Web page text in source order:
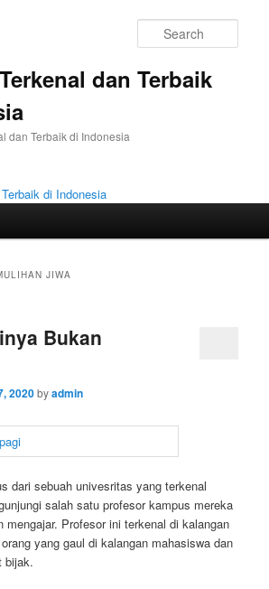
dan Terbaik
dan Terbaik di Indonesia
JIWA
Bukan
2020byadmin
dari sebuah univesritas yang terkenal
salah satu profesor kampus mereka
mengajar. Profesor ini terkenal di kalangan
yang gaul di kalangan mahasiswa dan
bijak.